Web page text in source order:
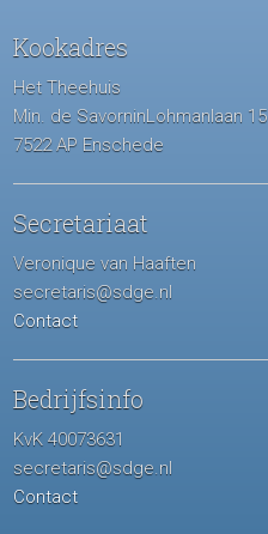
Kookadres
Het Theehuis
Min. de SavorninLohmanlaan 15
7522 AP Enschede
Secretariaat
Veronique van Haaften
secretaris@sdge.nl
Contact
Bedrijfsinfo
KvK 40073631
secretaris@sdge.nl
Contact